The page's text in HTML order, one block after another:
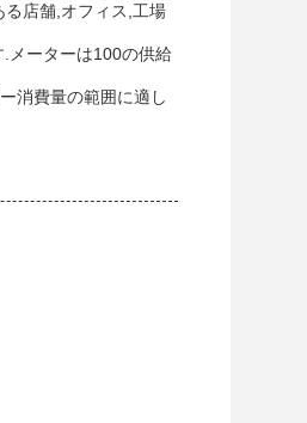
店舗,オフィス,工場
メーターは100の供給
消費量の範囲に適し